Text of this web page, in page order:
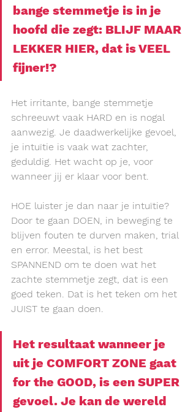
bange stemmetje is in je
hoofd die zegt: BLIJF MAAR
LEKKER HIER, dat is VEEL
fijner!?
Het irritante, bange stemmetje
schreeuwt vaak HARD en is nogal
aanwezig. Je daadwerkelijke gevoel,
je intuïtie is vaak wat zachter,
geduldig. Het wacht op je, voor
wanneer jij er klaar voor bent.
HOE luister je dan naar je intuïtie?
Door te gaan DOEN, in beweging te
blijven fouten te durven maken, trial
en error. Meestal, is het best
SPANNEND om te doen wat het
zachte stemmetje zegt, dat is een
goed teken. Dat is het teken om het
JUIST te gaan doen.
Het resultaat wanneer je
uit je COMFORT ZONE gaat
for the GOOD, is een SUPER
gevoel. Je kan de wereld